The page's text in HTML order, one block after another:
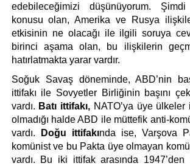
edebileceğimizi düşünüyorum.
konusu olan, Amerika ve Rusya
etkisinin ne olacağı ile ilgili soruya
birinci aşama olan, bu ilişkilerin
hatırlatmakta yarar vardır.
Soğuk Savaş döneminde, ABD’nin
ittifakı ile Sovyetler Birliğinin başını
vardı. Batı ittifakı, NATO’ya üye ülkeler
olmadığı halde ABD ile müttefik anti-
vardı.
Doğu ittifakında ise, Varşova
komünist ve bu Pakta üye olmayan
vardı. Bu iki ittifak arasında 1947’den